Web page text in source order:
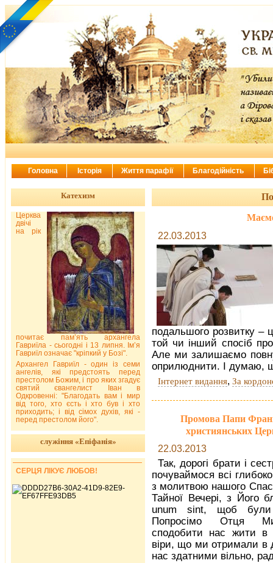
22.03.2013
подальшого розвитку –
той чи інший спосіб
Але ми залишаємо
оприлюднити. І думаю,
Інтернет видання, За
Промова Папи
християнських
22.03.2013
Так, дорогі брати і
почуваймося всі
з молитвою нашого
Тайної Вечері, з Його
unum sint, щоб були
Попросімо Отця
сподобити нас жити в
віри, що ми отримали в
нас здатними вільно,
Катехизм
Церква
двічі
на рік
почитає пам’ять архангела
Гавриїла - сьогодні і 13 липня. Ім’я
Гавриїл означає "кріпкий у Бозі".
Архангел Гавриїл - один із семи
ангелів, які предстоять перед
престолом Божим, і про яких згадує
святий євангелист Іван в
Одкровенні: "Благодать вам і мир
від того, хто єсть і хто був і хто
приходить; і від сімох духів, які -
перед престолом його".
служіння «Епіфанія»
СЕРЦЯ ЛІКУЄ ЛЮБОВ!
Головна Історія Життя парафії Благодійність